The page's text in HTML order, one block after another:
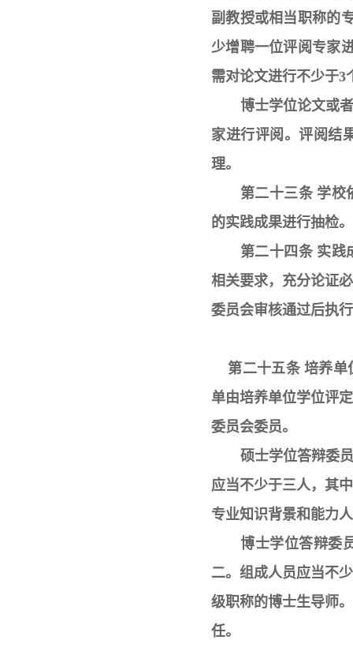
副教授或相当职称的
少增聘一位评阅专家
需对论文进行不少于3
博士学位论文或
家进行评阅。评阅结
理。
第二十三条 学校
的实践成果进行抽检。
第二十四条 实践
相关要求，充分论证
委员会审核通过后执
第二十五条 培养单
单由培养单位学位评
委员会委员。
硕士学位答辩委
应当不少于三人，其
专业知识背景和能力
博士学位答辩委
二。组成人员应当不
级职称的博士生导师
任。